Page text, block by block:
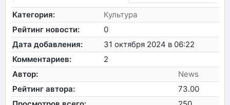
Категория:
Культура
Рейтинг новости:
0
Дата добавления:
31 октября 2024 в 06:22
Комментариев:
2
Автор:
News
Рейтинг автора:
73.00